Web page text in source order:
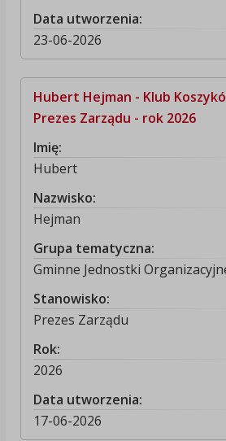
Data utworzenia:
23-06-2026
Hubert Hejman - Klub
Prezes Zarządu - rok 2026
Imię:
Hubert
Nazwisko:
Hejman
Grupa tematyczna:
Gminne Jednostki
Stanowisko:
Prezes Zarządu
Rok:
2026
Data utworzenia:
17-06-2026